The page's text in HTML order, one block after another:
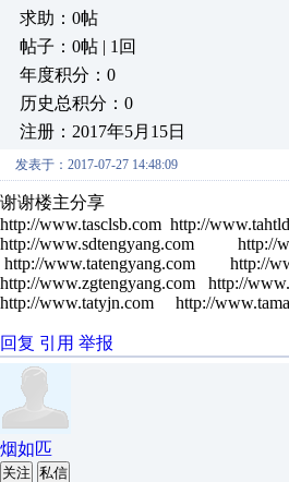
求助：0帖
帖子：0帖 | 1回
年度积分：0
历史总积分：0
注册：2017年5月15日
发表于：2017-07-27 14:48:09
谢谢楼主分享
http://www.tasclsb.com http://
http://www.sdtengyang.com http://
http://www.tatengyang.com http://
http://www.zgtengyang.com http://
http://www.tatyjn.com http://
回复 引用 举报
烟如匹
关注 私信